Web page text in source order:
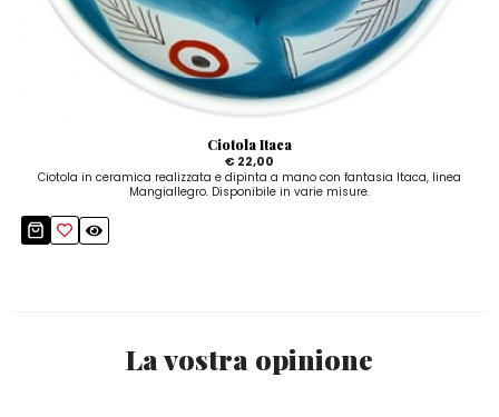
Ciotola Itaca
€ 22,00
Ciotola in ceramica realizzata e dipinta a mano con fantasia Itaca, linea
Mangiallegro. Disponibile in varie misure.
La vostra opinione